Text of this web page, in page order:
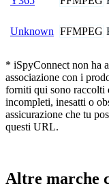
Unknown FFMPEG
* iSpyConnect non ha
associazione con i
forniti qui sono raccolti
incompleti, inesatti o
assicurazione che tu
questi URL.
Altre marche